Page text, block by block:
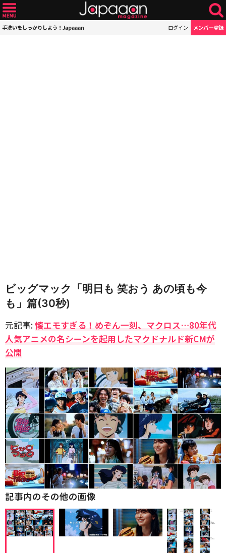
手洗いをしっかりしよう！Japaaan ログイン メンバー登録
ビッグマック「明日も 笑おう あの頃も今
も」篇(30秒)
元記事:懐エモすぎる！めぞん一刻、マクロス…80年代
人気アニメの名シーンを起用したマクドナルド新CMが
公開
記事内のその他の画像